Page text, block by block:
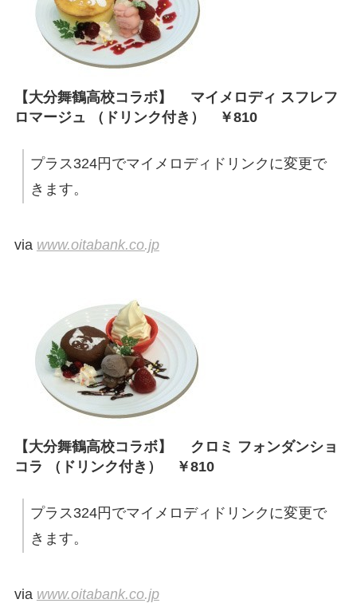
【大分舞鶴高校コラボ】 マイメロディ スフレフ
ロマージュ （ドリンク付き） ￥810
プラス324円でマイメロディドリンクに変更で
きます。
via www.oitabank.co.jp
【大分舞鶴高校コラボ】 クロミ フォンダンショ
コラ （ドリンク付き） ￥810
プラス324円でマイメロディドリンクに変更で
きます。
via www.oitabank.co.jp